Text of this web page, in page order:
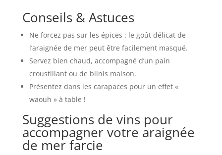
Conseils & Astuces
Ne forcez pas sur les épices : le goût délicat de
l’araignée de mer peut être facilement masqué.
Servez bien chaud, accompagné d’un pain
croustillant ou de blinis maison.
Présentez dans les carapaces pour un effet «
waouh » à table !
Suggestions de vins pour
accompagner votre araignée
de mer farcie